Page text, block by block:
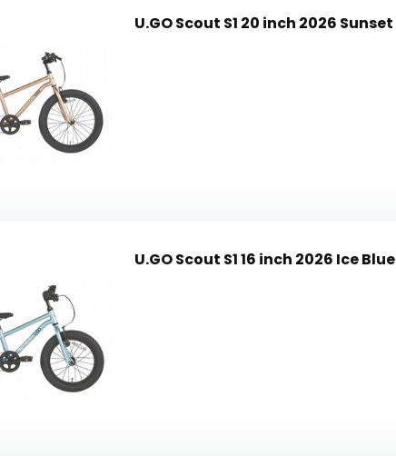
U.GO Scout S1 20 inch 2026 Sunset
U.GO Scout S1 16 inch 2026 Ice Blue